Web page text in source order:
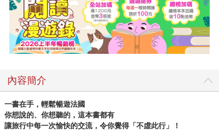
內容簡介
一書在手，輕鬆暢遊法國
你想說的、你想聽的，這本書都有
讓旅行中每一次愉快的交流，令你覺得「不虛此行」！